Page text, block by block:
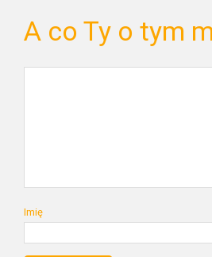
A co Ty o tym
Imię